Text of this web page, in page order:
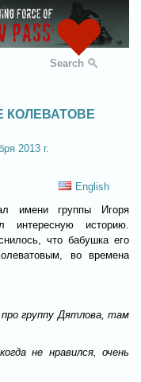
Search
2013 г.
English
имени группы Игоря
интересную историю.
что бабушка его
во времена
группу Дятлова, там
не нравился, очень